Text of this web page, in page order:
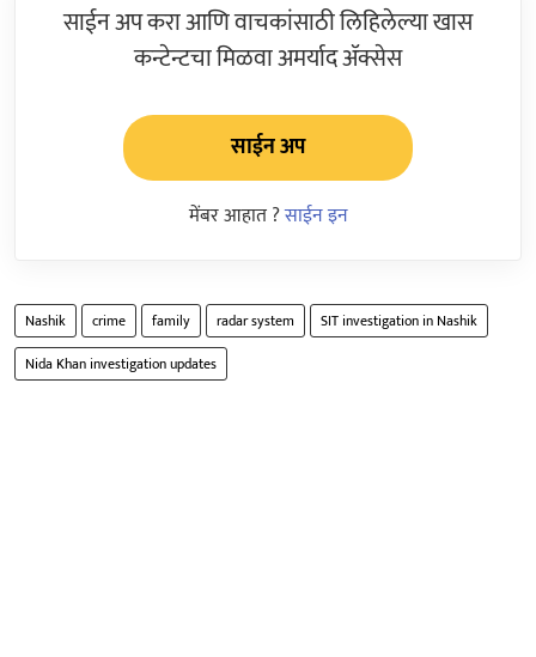
साईन अप करा आणि वाचकांसाठी लिहिलेल्या खास
कन्टेन्टचा मिळवा अमर्याद ॲक्सेस
साईन अप
मेंबर आहात ?साईन इन
Nashik crime family radar system
SIT investigation in Nashik
Nida Khan investigation updates